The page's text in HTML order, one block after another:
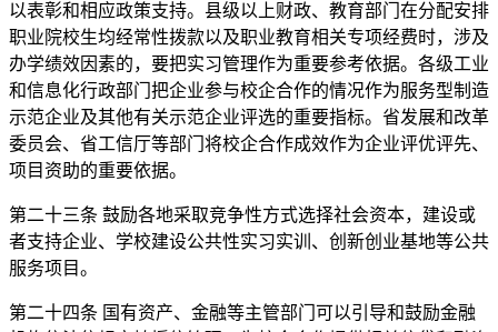
以表彰和相应政策支持。县级以上财政、教育部门在分配安排
职业院校生均经常性拨款以及职业教育相关专项经费时，涉及
办学绩效因素的，要把实习管理作为重要参考依据。各级工业
和信息化行政部门把企业参与校企合作的情况作为服务型制造
示范企业及其他有关示范企业评选的重要指标。省发展和改革
委员会、省工信厅等部门将校企合作成效作为企业评优评先、
项目资助的重要依据。
第二十三条 鼓励各地采取竞争性方式选择社会资本，建设或
者支持企业、学校建设公共性实习实训、创新创业基地等公共
服务项目。
第二十四条 国有资产、金融等主管部门可以引导和鼓励金融